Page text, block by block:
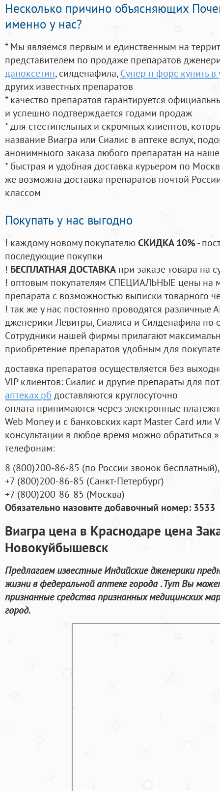
Несколько причино объясняющих
именно у нас?
* Мы являемся первым и единственным на
представителем по продаже препаратов
дапоксетин, силденафила, Супер п форс купить в
других известных препаратов
* качество препаратов гарантируется
и успешно подтверждается годами продаж
* для стестинельных и скромных клиентов,
название Виагра или Сиалис в аптеке вслух,
анонимныого заказа любого препаратан на
* быстрая и удобная доставка курьером по
же возможна доставка препаратов почтой
классом
Покупать у нас выгодно
! каждому новому покупателюСКИДКА 10%-
последующие покупки
! БЕСПЛАТНАЯ ДОСТАВКА при заказе товара на
! оптовым покупателям СПЕЦИАЛЬНЫЕ цены на
препарата с возможностью выписки товарного
! так же у нас постоянно проводятся
дженерики Левитры, Сиалиса и Силденафила по
Cотрудники нашей фирмы прилагают
приобретение препаратов удобным для
доставка препаратов осуществляется без
VIP клиентов: Сиалис и другие препараты для
аптеках рб доставляются круглосуточно
оплата принимаются через электронные
Web Money и с банковских карт Master Card или
консультации в любое время можно обратиться
телефонам:
8 (800)200-86-85 (по России звонок бесплатный),
+7 (800)200-86-85 (Санкт-Петербург)
+7 (800)200-86-85 (Москва)
Обязательно назовите добавочный номер: 3533
Виагра цена в Краснодаре цена
Новокуйбышевск
Предлагаем известные Индийские дженерики
жизни в федеральной аптеке города . Тут Вы
признанные средства признанных медицинских
город.